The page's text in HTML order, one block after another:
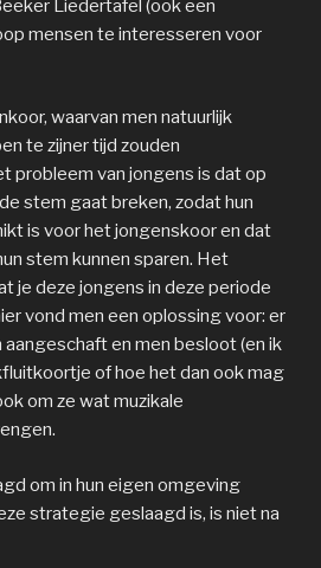
Liedertafel (ook een
mensen te interesseren voor
waarvan men natuurlijk
te zijner tijd zouden
probleem van jongens is dat op
stem gaat breken, zodat hun
is voor het jongenskoor en dat
stem kunnen sparen. Het
je deze jongens in deze periode
vond men een oplossing voor: er
en men besloot (en ik
of hoe het dan ook mag
om ze wat muzikale
om in hun eigen omgeving
strategie geslaagd is, is niet na